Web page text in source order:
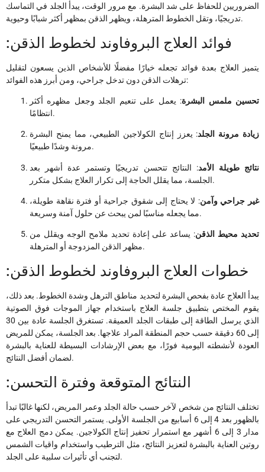
الضروريين للحفاظ على شد البشرة. مع مرور الوقت، يبدأ الجلد في التماسك
تدريجيًا، وتقل الخطوط المترهلة، ويظهر الذقن بمظهر أكثر شبابًا وحيوية.
:فوائد العلاج البروفاوند لخطوط الذقن
يتميز العلاج بعدة فوائد تجعله خيارًا مفضلًا للأشخاص الذين يسعون لتقليل
ترهلات الذقن دون تدخل جراحي، ومن أبرز هذه الفوائد:
تحسين ملمس البشرة: يعمل على تنعيم الجلد وجعل مظهره أكثر
انتظامًا.
زيادة مرونة الجلد: يعزز إنتاج الكولاجين الطبيعي، مما يمنح البشرة
مرونة وشدًا طبيعيًا.
نتائج طويلة الأمد: النتائج تتحسن تدريجيًا وتستمر عدة أشهر بعد
الجلسة، مما يقلل الحاجة إلى تكرار العلاج بشكل متكرر.
غير جراحي وآمن: لا يحتاج إلى شقوق جراحية أو فترة نقاهة طويلة،
مما يجعله مناسبًا لمن يبحث عن حلول آمنة وسريعة.
تحديد محيط الذقن: يساعد على إعادة تحديد ملامح الوجه ويقلل من
مظهر الذقن المزدوجة أو المترهلة.
:خطوات العلاج البروفاوند لخطوط الذقن
يبدأ العلاج عادة بفحص البشرة لتحديد مناطق الترهل وشدة الخطوط. بعد ذلك،
يقوم المختص بتطبيق جلسة العلاج باستخدام جهاز الموجات فوق الصوتية
الذي يرسل الطاقة إلى طبقات الجلد العميقة. تستغرق الجلسة عادة بين 30
إلى 60 دقيقة حسب حجم المنطقة المراد علاجها. بعد الجلسة، يمكن للمريض
العودة لأنشطته اليومية فورًا، مع بعض الإرشادات البسيطة للعناية بالبشرة
لضمان أفضل النتائج.
:النتائج المتوقعة وفترة التحسن
تختلف النتائج من شخص لآخر حسب حالة الجلد وعمر المريض، لكنها غالبًا تبدأ
بالظهور بعد 4 إلى 6 أسابيع من الجلسة الأولى. يستمر التحسن التدريجي على
مدار 3 إلى 6 أشهر مع استمرار تحفيز إنتاج الكولاجين. يمكن دمج العلاج مع
روتين العناية بالبشرة لتعزيز النتائج، مثل الترطيب واستخدام واقيات الشمس
لتجنب أي تأثيرات سلبية على الجلد.